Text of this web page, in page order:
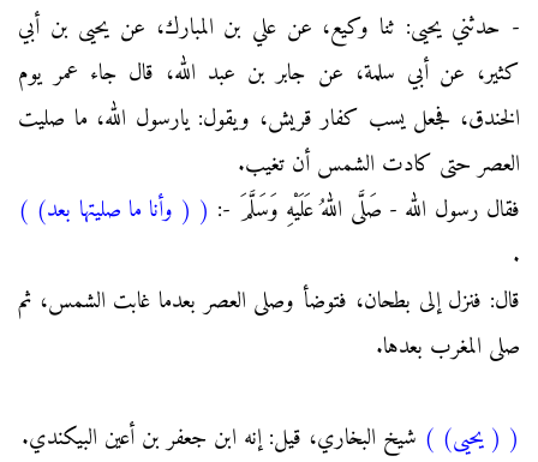
- حدثني يحيى: ثنا وكيع، عن علي بن المبارك، عن يحيى بن أبي
كثير، عن أبي سلمة، عن جابر بن عبد الله، قال جاء عمر يوم
الخندق، فجعل يسب كفار قريش، ويقول: يارسول الله، ما صليت
العصر حتى كادت الشمس أن تغيب.
فقال رسول الله - صَلَّى اللهُ عَلَيْهِ وَسَلَّمَ -: ( ( وأنا ما صليتها بعد) )
.
قال: فنزل إلى بطحان، فتوضأ وصلى العصر بعدما غابت الشمس، ثم
صلى المغرب بعدها.
( ( يحيى) ) شيخ البخاري، قيل: إنه ابن جعفر بن أعين البيكندي.